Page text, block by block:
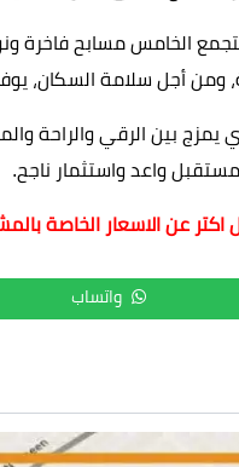
الخامس مسابح فاخرة
ومن أجل سلامة السكان،
يمزج بين الرقي والراحة
مستقبل واعد واستثمار ناجح.
عن الاسعار الخاصة
واتساب